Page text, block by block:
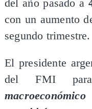
del año pasado a
con un aumento
segundo trimestre.
​El presidente
del FMI